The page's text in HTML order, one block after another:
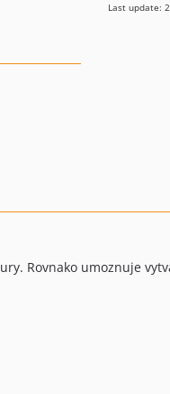
Last update:
Rovnako umoznuje